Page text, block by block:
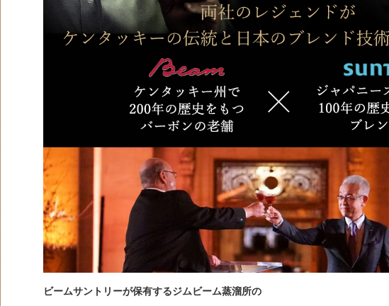
ビームサントリーが保有するジムビーム蒸溜所の